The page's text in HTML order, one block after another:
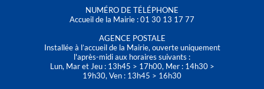
NUMÉRO DE TÉLÉPHONE
Accueil de la Mairie : 01 30 13 17 77
AGENCE POSTALE
Installée à l’accueil de la Mairie, ouverte uniquement
l'après-midi aux horaires suivants :
Lun, Mar et Jeu : 13h45 > 17h00, Mer : 14h30 >
19h30, Ven : 13h45 > 16h30